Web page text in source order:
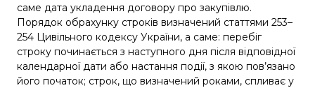
саме дата укладення договору про закупівлю.
Порядок обрахунку строків визначений статтями 253–
254 Цивільного кодексу України, а саме: перебіг
строку починається з наступного дня після відповідної
календарної дати або настання події, з якою пов’язано
його початок; строк, що визначений роками, спливає у